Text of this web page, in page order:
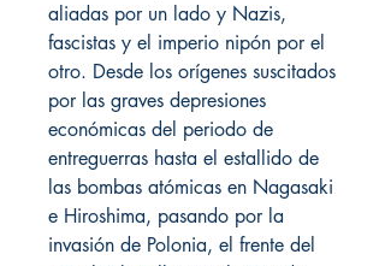
aliadas por un lado y Nazis,
fascistas y el imperio nipón por el
otro. Desde los orígenes suscitados
por las graves depresiones
económicas del periodo de
entreguerras hasta el estallido de
las bombas atómicas en Nagasaki
e Hiroshima, pasando por la
invasión de Polonia, el frente del